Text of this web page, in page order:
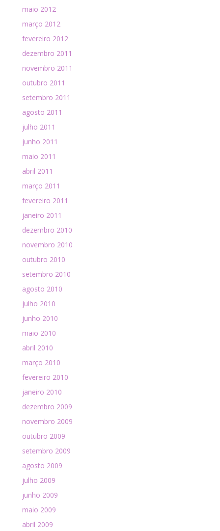
maio 2012
março 2012
fevereiro 2012
dezembro 2011
novembro 2011
outubro 2011
setembro 2011
agosto 2011
julho 2011
junho 2011
maio 2011
abril 2011
março 2011
fevereiro 2011
janeiro 2011
dezembro 2010
novembro 2010
outubro 2010
setembro 2010
agosto 2010
julho 2010
junho 2010
maio 2010
abril 2010
março 2010
fevereiro 2010
janeiro 2010
dezembro 2009
novembro 2009
outubro 2009
setembro 2009
agosto 2009
julho 2009
junho 2009
maio 2009
abril 2009